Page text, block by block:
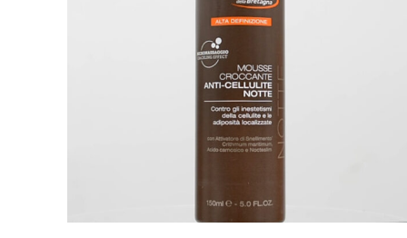
ΔΕΊΤΕ ΠΕΡΙΣΣΌΤΕΡΑ